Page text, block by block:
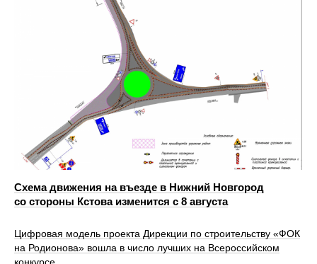
Схема движения на въезде в Нижний Новгород
со стороны Кстова изменится с 8 августа
Цифровая модель проекта Дирекции по строительству «ФОК
на Родионова» вошла в число лучших на Всероссийском
конкурсе